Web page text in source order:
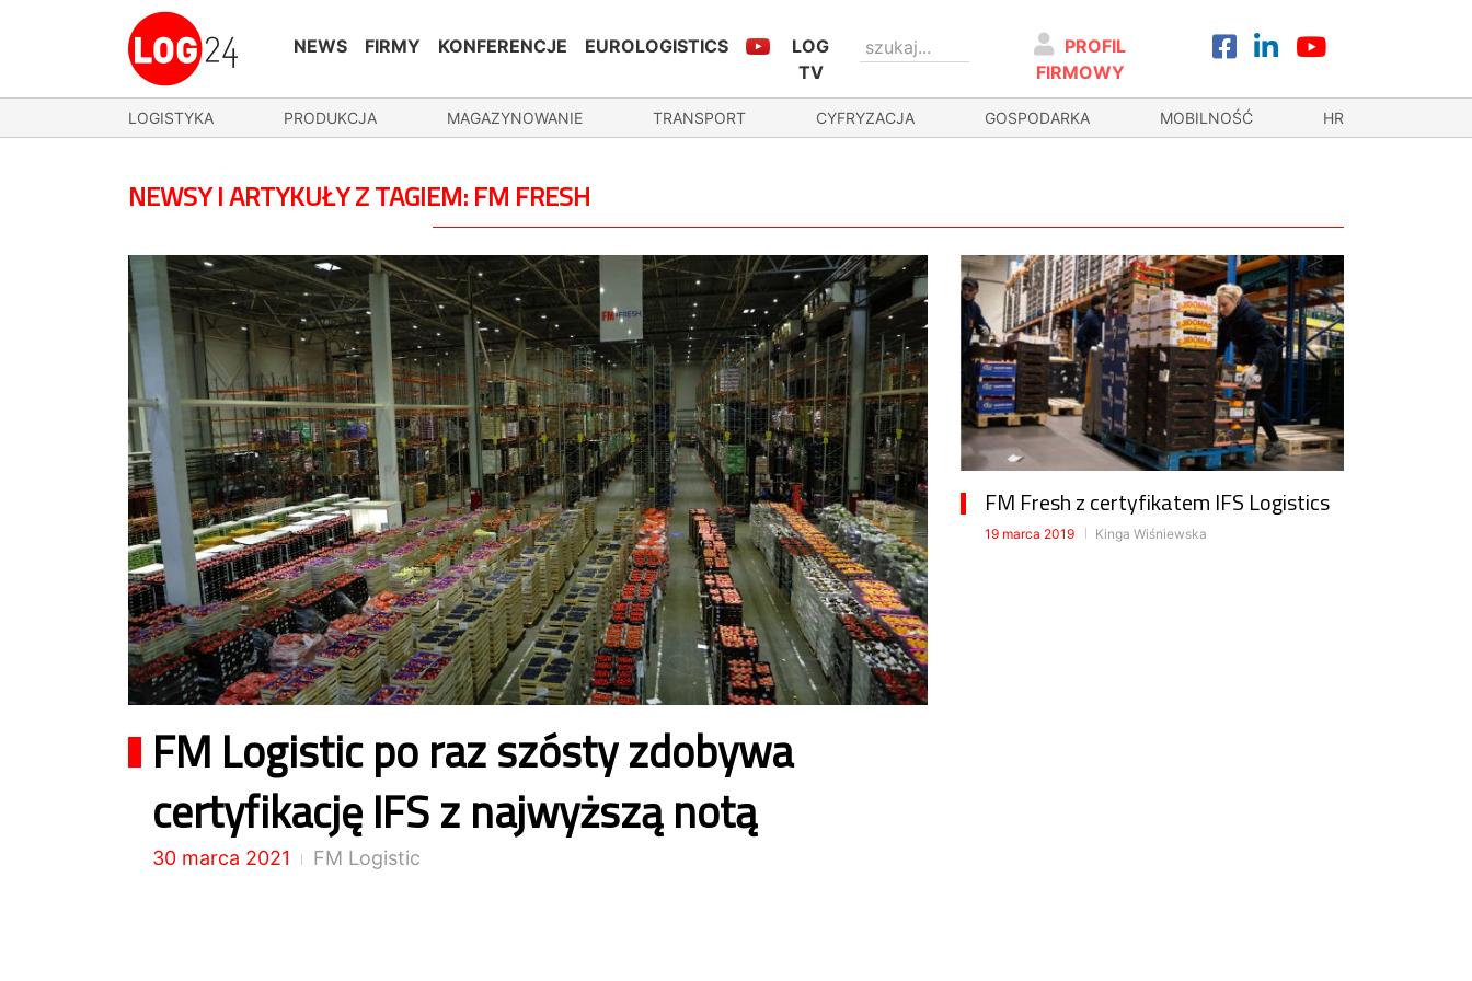
NEWS FIRMY KONFERENCJE EUROLOGISTICS
LOG
TV
PROFIL
FIRMOWY
LOGISTYKA PRODUKCJA MAGAZYNOWANIE TRANSPORT CYFRYZACJA GOSPODARKA MOBILNOŚĆ HR
NEWSY I ARTYKUŁY Z TAGIEM: FM FRESH
FM Logistic po raz szósty zdobywa
certyfikację IFS z najwyższą notą
30 marca 2021 FM Logistic
FM Fresh z certyfikatem IFS Logistics
19 marca 2019 Kinga Wiśniewska